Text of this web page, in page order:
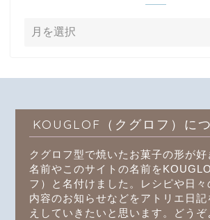
KOUGLOF（クグロフ）に
クグロフ型で焼いたお菓子の形が
名前やこのサイトの名前を
フ）と名付けました。レシピや日々
内容のお知らせなどをアトリエ日
えしていきたいと思います。どう